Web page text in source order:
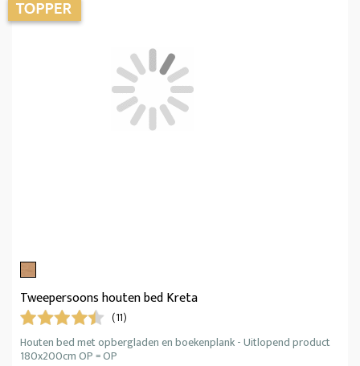
Tweepersoons houten bed Kreta
(11)
Houten bed met opbergladen en boekenplank - Uitlopend product
180x200cm OP = OP